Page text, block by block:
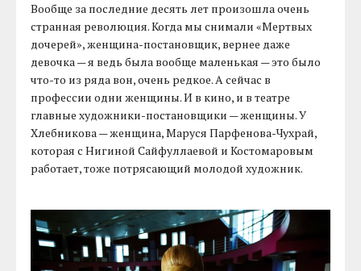
Вообще за последние десять лет произошла очень
странная революция. Когда мы снимали «Мертвых
дочерей», женщина-постановщик, вернее даже
девочка — я ведь была вообще маленькая — это было
что-то из ряда вон, очень редкое. А сейчас в
профессии одни женщины. И в кино, и в театре
главные художники-постановщики — женщины. У
Хлебникова — женщина, Маруся Парфенова-Чухрай,
которая с Нигиной Сайфуллаевой и Костомаровым
работает, тоже потрясающий молодой художник.